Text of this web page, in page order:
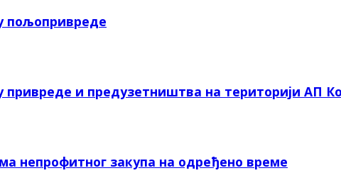
пољопривреде
привреде и предузетништва на територији АП
непрофитног закупа на одређено време